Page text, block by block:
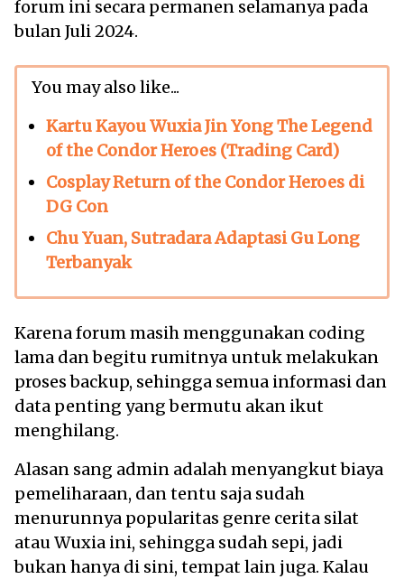
forum ini secara permanen selamanya pada
bulan Juli 2024.
You may also like...
Kartu Kayou Wuxia Jin Yong The Legend
of the Condor Heroes (Trading Card)
Cosplay Return of the Condor Heroes di
DG Con
Chu Yuan, Sutradara Adaptasi Gu Long
Terbanyak
Karena forum masih menggunakan coding
lama dan begitu rumitnya untuk melakukan
proses backup, sehingga semua informasi dan
data penting yang bermutu akan ikut
menghilang.
Alasan sang admin adalah menyangkut biaya
pemeliharaan, dan tentu saja sudah
menurunnya popularitas genre cerita silat
atau Wuxia ini, sehingga sudah sepi, jadi
bukan hanya di sini, tempat lain juga. Kalau